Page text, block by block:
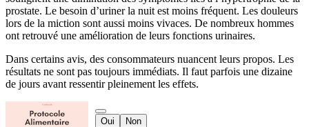
prostate. Le besoin d’uriner la nuit est moins fréquent. Les douleurs
lors de la miction sont aussi moins vivaces. De nombreux hommes
ont retrouvé une amélioration de leurs fonctions urinaires.
Dans certains avis, des consommateurs nuancent leurs propos. Les
résultats ne sont pas toujours immédiats. Il faut parfois une dizaine
de jours avant ressentir pleinement les effets.
Oui
Non